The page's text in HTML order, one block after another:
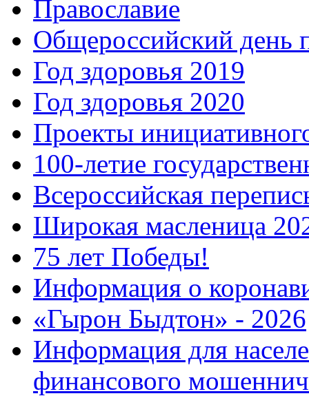
Православие
Общероссийский день
Год здоровья 2019
Год здоровья 2020
Проекты
100-летие
Всероссийская
Широкая масленица
75 лет Победы!
Информация о
«Гырон Быдтон» - 2026
Информация для
финансового